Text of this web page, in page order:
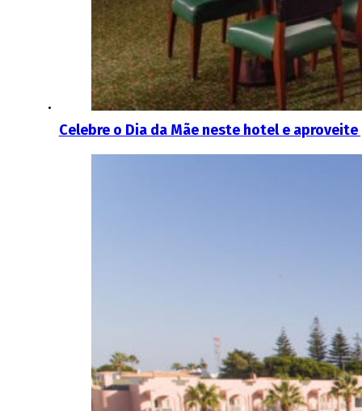
Celebre o Dia da Mãe neste hotel e